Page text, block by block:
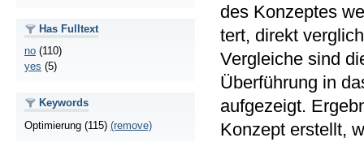
Has Fulltext
no (110)
yes (5)
Keywords
Optimierung (115) (remove)
des Konzeptes
tert, direkt
Vergleiche sind
Überführung in
aufgezeigt.
Konzept erstellt,